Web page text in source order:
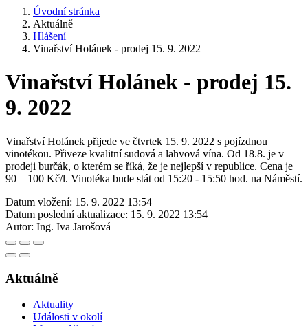
Úvodní stránka
Aktuálně
Hlášení
Vinařství Holánek - prodej 15. 9. 2022
Vinařství Holánek - prodej 15.
9. 2022
Vinařství Holánek přijede ve čtvrtek 15. 9. 2022 s pojízdnou
vinotékou. Přiveze kvalitní sudová a lahvová vína. Od 18.8. je v
prodeji burčák, o kterém se říká, že je nejlepší v republice. Cena je
90 – 100 Kč/l. Vinotéka bude stát od 15:20 - 15:50 hod. na Náměstí.
Datum vložení: 15. 9. 2022 13:54
Datum poslední aktualizace: 15. 9. 2022 13:54
Autor: Ing. Iva Jarošová
Aktuálně
Aktuality
Události v okolí